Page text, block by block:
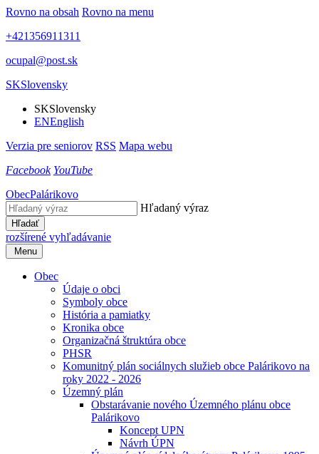
Rovno na obsah Rovno na menu
+421356911311
ocupal@post.sk
SKSlovensky
SKSlovensky
ENEnglish
Verzia pre seniorov RSS Mapa webu
Facebook YouTube
ObecPalárikovo
Hľadaný výraz
Hľadať
rozšírené vyhľadávanie
Menu
Obec
Údaje o obci
Symboly obce
História a pamiatky
Kronika obce
Organizačná štruktúra obce
PHSR
Komunitný plán sociálnych služieb obce Palárikovo na
roky 2022 - 2026
Územný plán
Obstarávanie nového Územného plánu obce
Palárikovo
Koncept UPN
Návrh ÚPN